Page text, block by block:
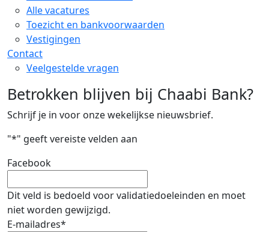
Alle vacatures
Toezicht en bankvoorwaarden
Vestigingen
Contact
Veelgestelde vragen
Betrokken blijven bij Chaabi Bank?
Schrijf je in voor onze wekelijkse nieuwsbrief.
"*" geeft vereiste velden aan
Facebook
Dit veld is bedoeld voor validatiedoeleinden en moet
niet worden gewijzigd.
E-mailadres*